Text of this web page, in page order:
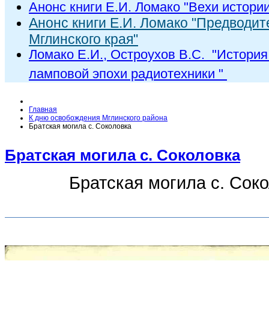
Анонс книги Е.И. Ломако "Вехи
Анонс книги Е.И. Ломако
Мглинского края"
Ломако Е.И., Остроухов В.С. "
ламповой эпохи радиотехники "
Главная
К дню освобождения Мглинского района
Братская могила с. Соколовка
Братская могила с. Соколовка
Братская могила с.